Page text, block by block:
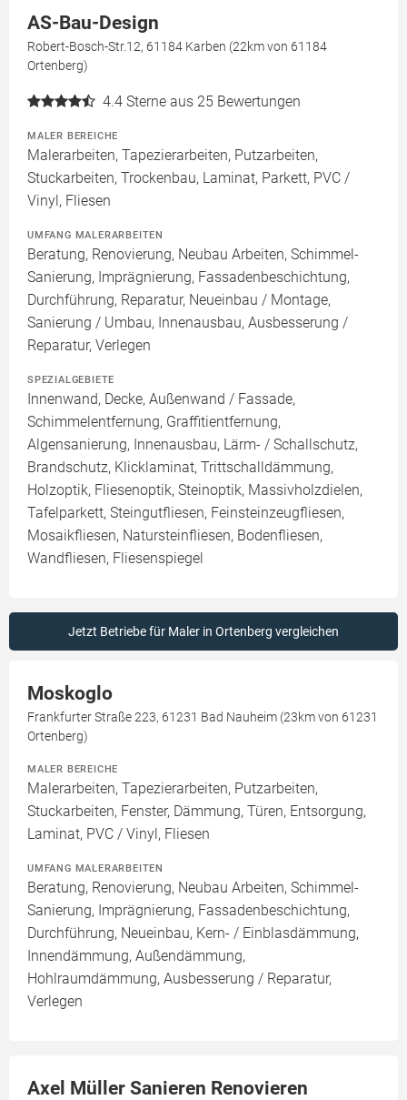
AS-Bau-Design
Robert-Bosch-Str.12, 61184 Karben (22km von 61184
Ortenberg)
4.4 Sterne aus 25 Bewertungen
MALER BEREICHE
Malerarbeiten, Tapezierarbeiten, Putzarbeiten,
Stuckarbeiten, Trockenbau, Laminat, Parkett, PVC /
Vinyl, Fliesen
UMFANG MALERARBEITEN
Beratung, Renovierung, Neubau Arbeiten, Schimmel-
Sanierung, Imprägnierung, Fassadenbeschichtung,
Durchführung, Reparatur, Neueinbau / Montage,
Sanierung / Umbau, Innenausbau, Ausbesserung /
Reparatur, Verlegen
SPEZIALGEBIETE
Innenwand, Decke, Außenwand / Fassade,
Schimmelentfernung, Graffitientfernung,
Algensanierung, Innenausbau, Lärm- / Schallschutz,
Brandschutz, Klicklaminat, Trittschalldämmung,
Holzoptik, Fliesenoptik, Steinoptik, Massivholzdielen,
Tafelparkett, Steingutfliesen, Feinsteinzeugfliesen,
Mosaikfliesen, Natursteinfliesen, Bodenfliesen,
Wandfliesen, Fliesenspiegel
Jetzt Betriebe für Maler in Ortenberg vergleichen
Moskoglo
Frankfurter Straße 223, 61231 Bad Nauheim (23km von 61231
Ortenberg)
MALER BEREICHE
Malerarbeiten, Tapezierarbeiten, Putzarbeiten,
Stuckarbeiten, Fenster, Dämmung, Türen, Entsorgung,
Laminat, PVC / Vinyl, Fliesen
UMFANG MALERARBEITEN
Beratung, Renovierung, Neubau Arbeiten, Schimmel-
Sanierung, Imprägnierung, Fassadenbeschichtung,
Durchführung, Neueinbau, Kern- / Einblasdämmung,
Innendämmung, Außendämmung,
Hohlraumdämmung, Ausbesserung / Reparatur,
Verlegen
Axel Müller Sanieren Renovieren